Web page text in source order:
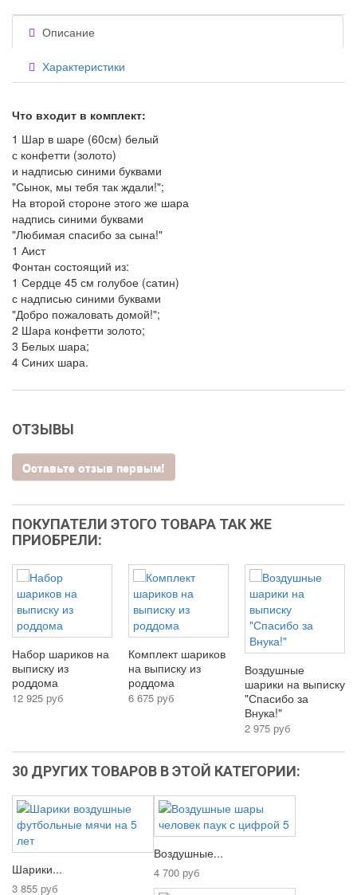
Описание
Характеристики
Что входит в комплект:
1 Шар в шаре (60см) белый
с конфетти (золото)
и надписью синими буквами
"Сынок, мы тебя так ждали!";
На второй стороне этого же шара
надпись синими буквами
"Любимая спасибо за сына!"
1 Аист
Фонтан состоящий из:
1 Сердце 45 см голубое (сатин)
с надписью синими буквами
"Добро пожаловать домой!";
2 Шара конфетти золото;
3 Белых шара;
4 Синих шара.
ОТЗЫВЫ
Оставьте отзыв первым!
ПОКУПАТЕЛИ ЭТОГО ТОВАРА ТАК ЖЕ
ПРИОБРЕЛИ:
Набор шариков на
выписку из
роддома
12 925 руб
Комплект шариков
на выписку из
роддома
6 675 руб
Воздушные
шарики на выписку
"Спасибо за
Внука!"
2 975 руб
30 ДРУГИХ ТОВАРОВ В ЭТОЙ КАТЕГОРИИ:
Шарики...
3 855 руб
Воздушные...
4 700 руб